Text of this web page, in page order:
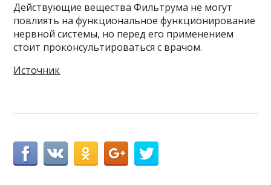
Действующие вещества Фильтрума не могут
повлиять на функциональное функционирование
нервной системы, но перед его применением
стоит проконсультироваться с врачом.
Источник